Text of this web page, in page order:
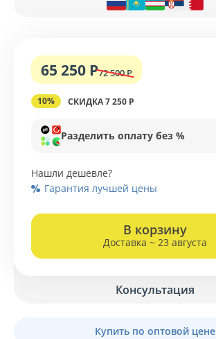
65 250 Р72 500 Р
10% СКИДКА 7 250 Р
Разделить оплату без %
Нашли дешевле?
Гарантия лучшей цены
В корзину
Доставка ~ 23 августа
Консультация
Купить по оптовой цене